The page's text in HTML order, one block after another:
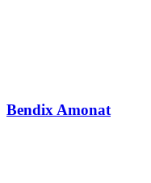
Bendix Amonat